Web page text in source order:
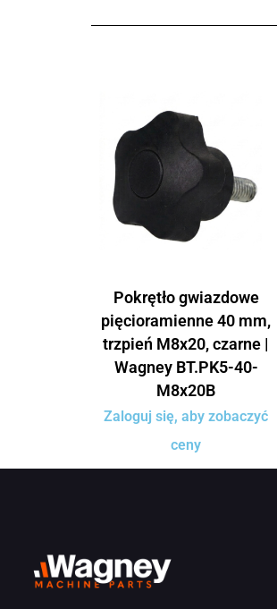
Pokrętło gwiazdowe
pięcioramienne 40 mm,
trzpień M8x20, czarne |
Wagney BT.PK5-40-
M8x20B
Zaloguj się, aby zobaczyć
ceny